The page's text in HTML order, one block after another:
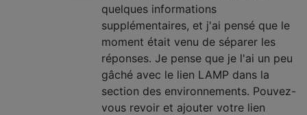
quelques informations
supplémentaires, et j'ai pensé que le
moment était venu de séparer les
réponses. Je pense que je l'ai un peu
gâché avec le lien LAMP dans la
section des environnements. Pouvez-
vous revoir et ajouter votre lien